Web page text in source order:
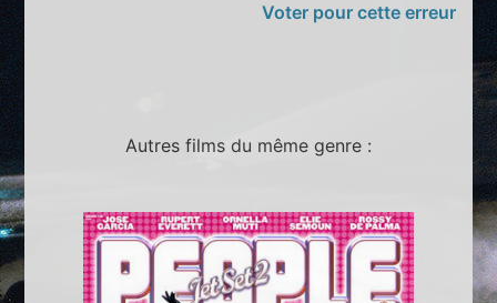
Voter pour cette erreur
Autres films du même genre :